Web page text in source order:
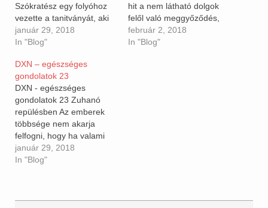
Szókratész egy folyóhoz
vezette a tanitványát, aki
az iránt édeklödött,
hogyan tehetne szert
bevezette a folyóba és
egy váratlan pillanatban a
víz alá nyomta a fejét úgy
, hogy már nem kapott
levegőt és harcolni
kezdett az…
január 29, 2018
In "Blog"
hit a nem látható dolgok
felől való meggyőződés,
és a remémylett dolgok
valósága! /Biblia A hit
február 2, 2018
In "Blog"
DXN – egészséges
gondolatok 23
DXN - egészséges
gondolatok 23 Zuhanó
repülésben Az emberek
többsége nem akarja
felfogni, hogy ha valami
elromlik, azt sokkal
nehezebb és
január 29, 2018
In "Blog"